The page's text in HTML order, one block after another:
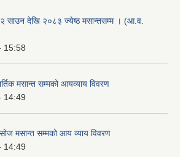
साउन देखि २०८३ ज्येष्ठ मसान्तसम्म । (आ.व.
15:58
मसान्त सम्मको आयव्याय विवरण
14:49
मसान्त सम्मको आय व्याय विवरण
14:49